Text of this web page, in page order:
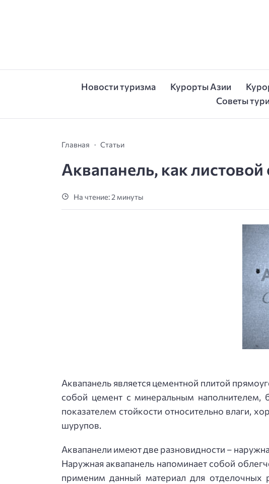
Новости туризма Курорты Азии
Советы
Главная Статьи
Аквапанель, как
На чтение: 2 минуты
Аквапанель является цементной плитой
собой цемент с минеральным наполнителем,
показателем стойкости относительно влаги,
шурупов.
Аквапанели имеют две разновидности –
Наружная аквапанель напоминает собой
применим данный материал для отделочных